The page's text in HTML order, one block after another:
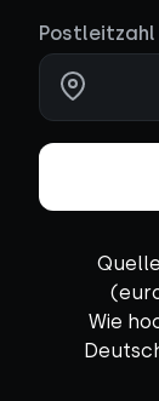
Postleitzahl
Wie